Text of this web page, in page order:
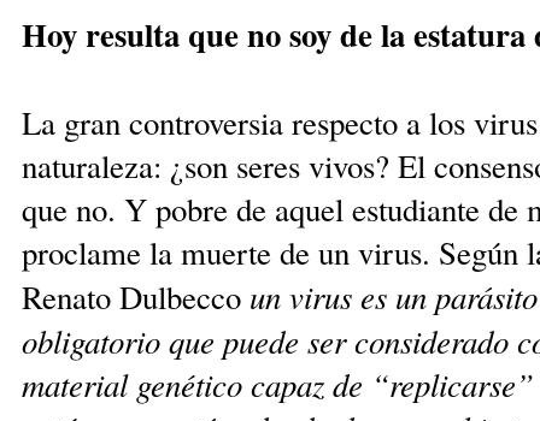
Hoy resulta que no soy de la
La gran controversia respecto a los
naturaleza: ¿son seres vivos? El
que no. Y pobre de aquel estudiante de
proclame la muerte de un virus. Según
Renato Dulbecco un virus es un
obligatorio que puede ser considerado
material genético capaz de